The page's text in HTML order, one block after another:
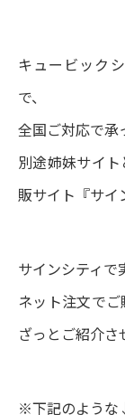
キュービック
で、
全国ご対応で承
別途姉妹サイ
販サイト『サイ
サインシティで
ネット注文で
ざっとご紹介
※下記のような